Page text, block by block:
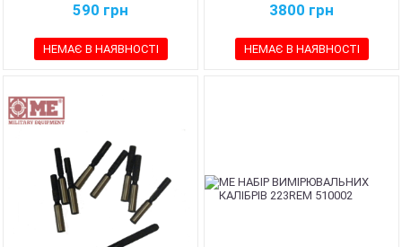
590 грн
НЕМАЄ В НАЯВНОСТІ
3800 грн
НЕМАЄ В НАЯВНОСТІ